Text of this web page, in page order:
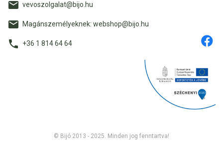
vevoszolgalat@bijo.hu
Magánszemélyeknek: webshop@bijo.hu
+36 1 814 64 64
© Bijó 2013 - 2025. Minden jog fenntartva!